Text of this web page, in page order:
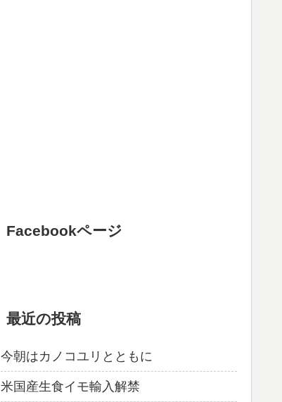
Facebookページ
最近の投稿
今朝はカノコユリとともに
米国産生食イモ輸入解禁